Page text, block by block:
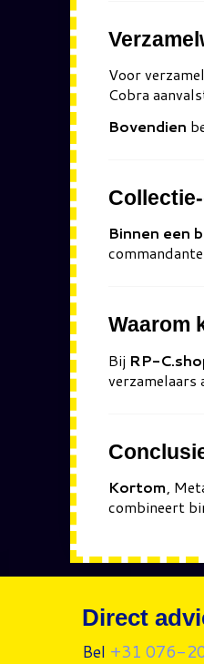
Voor
Cobra
Bovendien
Binnen een
Waarom
Bij RP-
verzamelaars
Kortom,
combineert
Direct
Bel +31 076-